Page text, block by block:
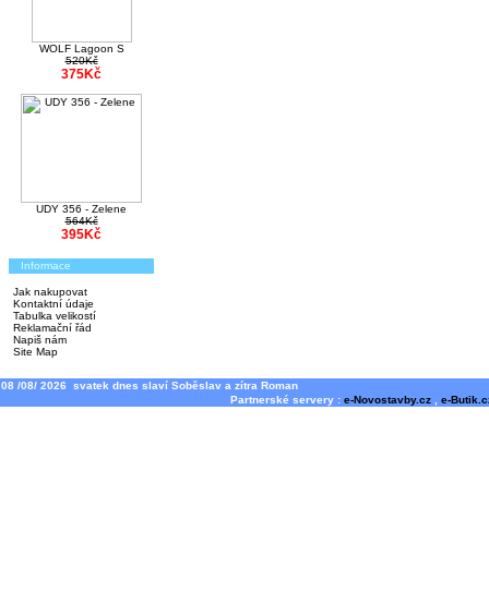
WOLF Lagoon S
520Kč
375Kč
UDY 356 - Zelene
564Kč
395Kč
Informace
Jak nakupovat
Kontaktní údaje
Tabulka velikostí
Reklamační řád
Napiš nám
Site Map
08 /08/ 2026 svatek dnes slaví Soběslav a zítra Roman
Partnerské servery : e-Novostavby.cz e-